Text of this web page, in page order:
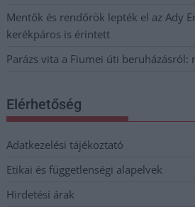
Mentők és rendőrök lepték el az Ady
kerékpáros is érintett
Parázs vita a Fiumei úti beruházásról:
Elérhetőség
Adatkezelési tájékoztató
Etikai és függetlenségi alapelvek
Hirdetési árak